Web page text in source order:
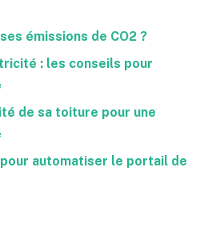
émissions de CO2 ?
: les conseils pour
de sa toiture pour une
automatiser le portail de